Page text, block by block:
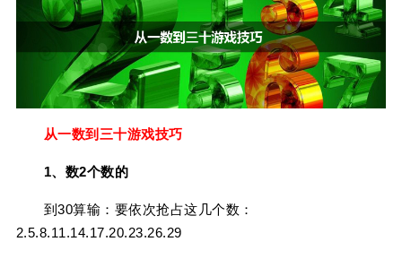
从一数到三十游戏技巧
1、数2个数的
到30算输：要依次抢占这几个数：
2.5.8.11.14.17.20.23.26.29